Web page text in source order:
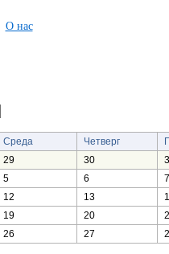
О нас
Среда Четверг
29 30
5 6 7
12 13
19 20
26 27